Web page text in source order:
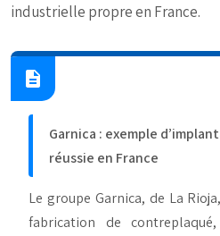
industrielle propre en France.
Garnica : exemple
réussie en France
Le groupe Garnica, de La
fabrication de